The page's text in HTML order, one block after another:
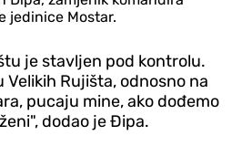
jedinice Mostar.
je stavljen pod kontrolu.
Rujišta, odnosno na
pucaju mine, ako dođemo
dodao je Đipa.